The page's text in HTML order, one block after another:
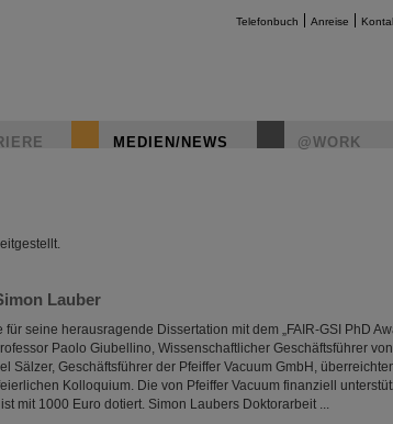
Telefonbuch Anreise
MEDIEN/NEWS @WORK
Lauber
für seine herausragende Dissertation mit dem „FAIR-GSI PhD
Paolo Giubellino, Wissenschaftlicher Geschäftsführer von
Sälzer, Geschäftsführer der Pfeiffer Vacuum GmbH,
Kolloquium. Die von Pfeiffer Vacuum finanziell
mit 1000 Euro dotiert. Simon Laubers Doktorarbeit ...